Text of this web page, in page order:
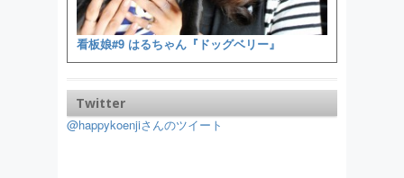
看板娘#9 はるちゃん『ドッグベリー』
Twitter
@happykoenjiさんのツイート